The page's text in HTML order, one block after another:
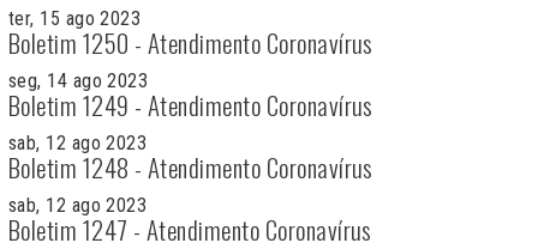
ter, 15 ago 2023
Boletim 1250 - Atendimento Coronavírus
seg, 14 ago 2023
Boletim 1249 - Atendimento Coronavírus
sab, 12 ago 2023
Boletim 1248 - Atendimento Coronavírus
sab, 12 ago 2023
Boletim 1247 - Atendimento Coronavírus